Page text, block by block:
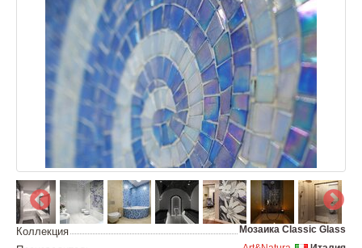
Коллекция Мозаика Classic Glass